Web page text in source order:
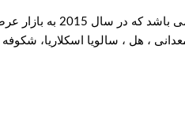
تمیز ال لطافه در دسته عطر های
، هل ، سالویا اسکلاریا،